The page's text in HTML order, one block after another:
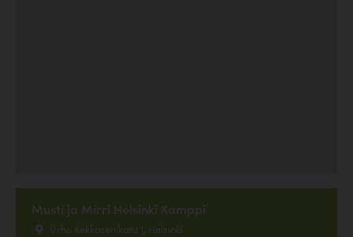
Musti ja Mirri Helsinki Kamppi
Urho Kekkosen katu 1, Helsinki